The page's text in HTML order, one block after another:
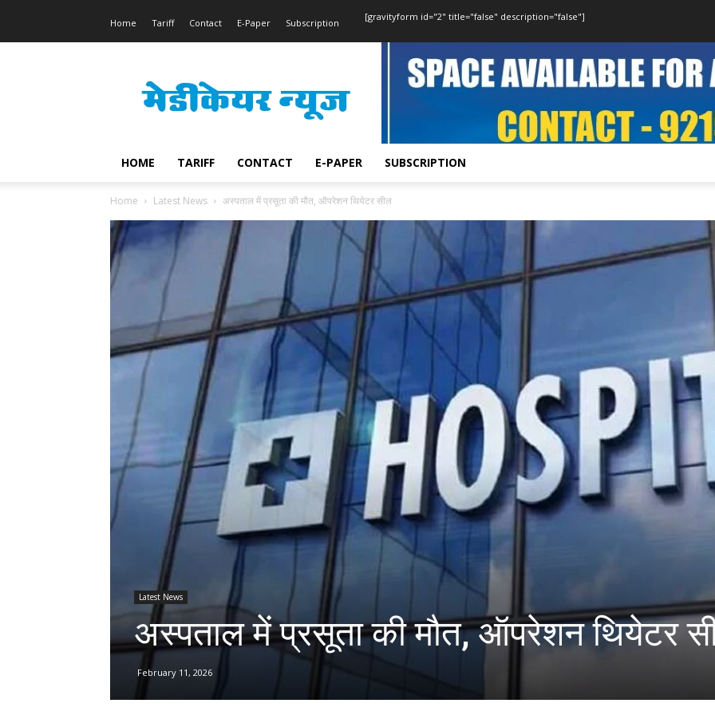
Home Tariff Contact E-Paper Subscription
[gravityform id="2" title="false" description="false"]
News
HOME TARIFF CONTACT E-PAPER SUBSCRIPTION
Home Latest News अस्पताल में प्रसूता की मौत, ऑपरेशन थियेटर सील
Latest News
अस्पताल में प्रसूता की मौत, ऑपरेशन थियेटर
February 11, 2026